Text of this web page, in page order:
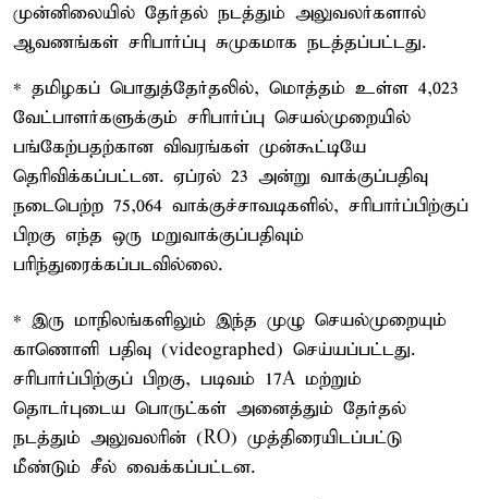
முன்னிலையில் தேர்தல் நடத்தும் அலுவலர்களால்
ஆவணங்கள் சரிபார்ப்பு சுமுகமாக நடத்தப்பட்டது.
* தமிழகப் பொதுத்தேர்தலில், மொத்தம் உள்ள 4,023
வேட்பாளர்களுக்கும் சரிபார்ப்பு செயல்முறையில்
பங்கேற்பதற்கான விவரங்கள் முன்கூட்டியே
தெரிவிக்கப்பட்டன. ஏப்ரல் 23 அன்று வாக்குப்பதிவு
நடைபெற்ற 75,064 வாக்குச்சாவடிகளில், சரிபார்ப்பிற்குப்
பிறகு எந்த ஒரு மறுவாக்குப்பதிவும்
பரிந்துரைக்கப்படவில்லை.
* இரு மாநிலங்களிலும் இந்த முழு செயல்முறையும்
காணொளி பதிவு (videographed) செய்யப்பட்டது.
சரிபார்ப்பிற்குப் பிறகு, படிவம் 17A மற்றும்
தொடர்புடைய பொருட்கள் அனைத்தும் தேர்தல்
நடத்தும் அலுவலரின் (RO) முத்திரையிடப்பட்டு
மீண்டும் சீல் வைக்கப்பட்டன.